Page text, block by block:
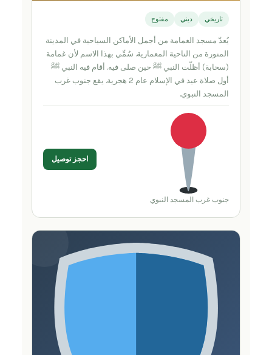
تاريخي ديني مفتوح
يُعدّ مسجد الغمامة من أجمل الأماكن السياحية في المدينة
المنورة من الناحية المعمارية. سُمِّي بهذا الاسم لأن غمامة
(سحابة) أظلّت النبي ﷺ حين صلى فيه. أقام فيه النبي ﷺ
أول صلاة عيد في الإسلام عام 2 هجرية. يقع جنوب غرب
المسجد النبوي.
جنوب غرب المسجد النبوي
احجز توصيل